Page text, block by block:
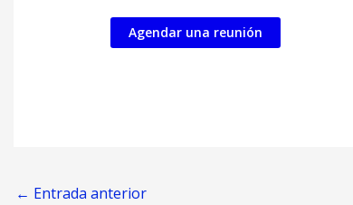
Agendar una reunión
← Entrada anterior